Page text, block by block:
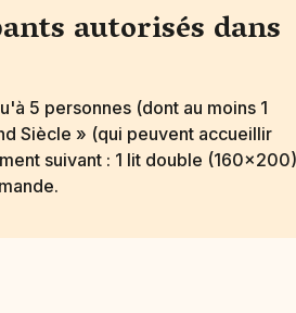
autorisés dans
5 personnes (dont au moins 1
Siècle » (qui peuvent accueillir
suivant : 1 lit double